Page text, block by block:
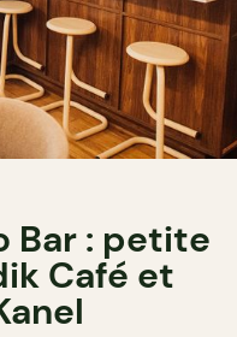
Bar : petite
Café et